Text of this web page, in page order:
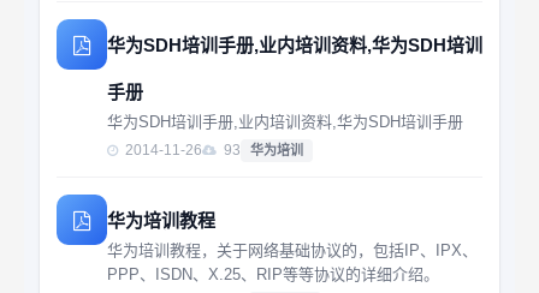
华为SDH培训手册,业内培训资料,华为SDH培训
手册
华为SDH培训手册,业内培训资料,华为SDH培训手册
2014-11-26 93 华为培训
华为培训教程
华为培训教程，关于网络基础协议的，包括IP、IPX、
PPP、ISDN、X.25、RIP等等协议的详细介绍。